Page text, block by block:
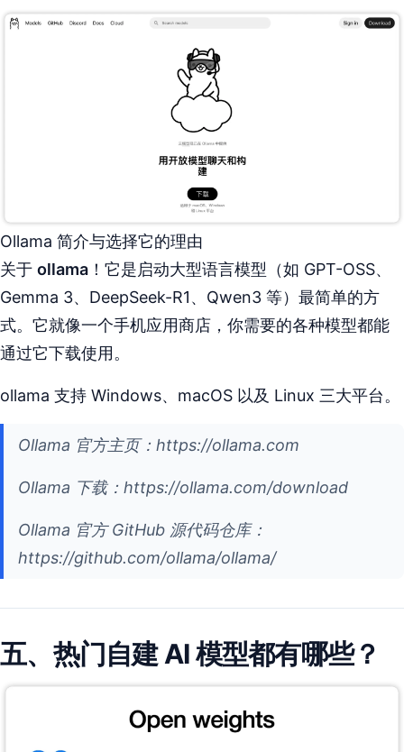
Ollama 简介与选择它的理由
关于 ollama ！它是启动大型语言模型（如 GPT-OSS、
Gemma 3、DeepSeek-R1、Qwen3 等）最简单的方
式。它就像一个手机应用商店，你需要的各种模型都能
通过它下载使用。
ollama 支持 Windows、macOS 以及 Linux 三大平台。
Ollama 官方主页：https://ollama.com
Ollama 下载：https://ollama.com/download
Ollama 官方 GitHub 源代码仓库：
https://github.com/ollama/ollama/
五、热门自建 AI 模型都有哪些？